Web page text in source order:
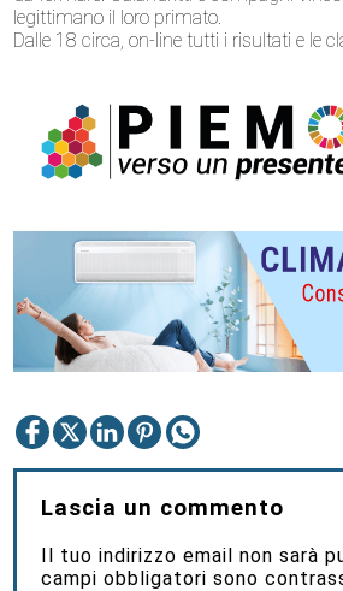
legittimano il loro primato.
Dalle 18 circa, on-line tutti i risultati e le
Lascia un commento
Il tuo indirizzo email non sarà
campi obbligatori sono